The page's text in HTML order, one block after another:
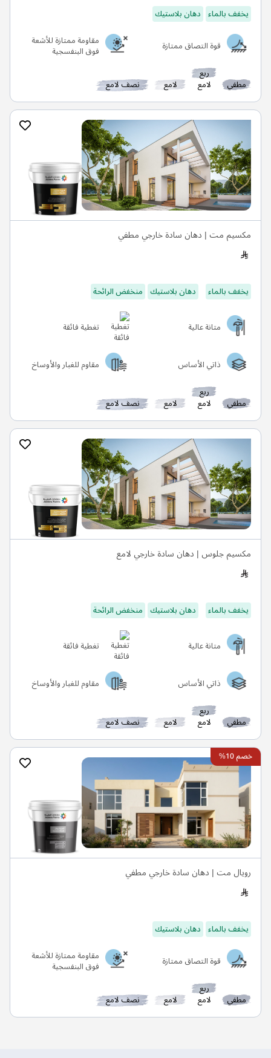
يخفف بالماء دهان بلاستيك
قوة التصاق ممتازة
مقاومة ممتازة للأشعة
فوق البنفسجية
مطفي
ربع
لامع لامع نصف لامع
مكسيم مت | دهان سادة خارجي مطفي
يخفف بالماء دهان بلاستيك منخفض الرائحة
متانة عالية تغطية فائقة
ذاتي الأساس مقاوم للغبار والأوساخ
مطفي
ربع
لامع لامع نصف لامع
مكسيم جلوس | دهان سادة خارجي لامع
يخفف بالماء دهان بلاستيك منخفض الرائحة
متانة عالية تغطية فائقة
ذاتي الأساس مقاوم للغبار والأوساخ
مطفي
ربع
لامع لامع نصف لامع
خصم 10%
رويال مت | دهان سادة خارجي مطفي
يخفف بالماء دهان بلاستيك
قوة التصاق ممتازة
مقاومة ممتازة للأشعة
فوق البنفسجية
مطفي
ربع
لامع لامع نصف لامع